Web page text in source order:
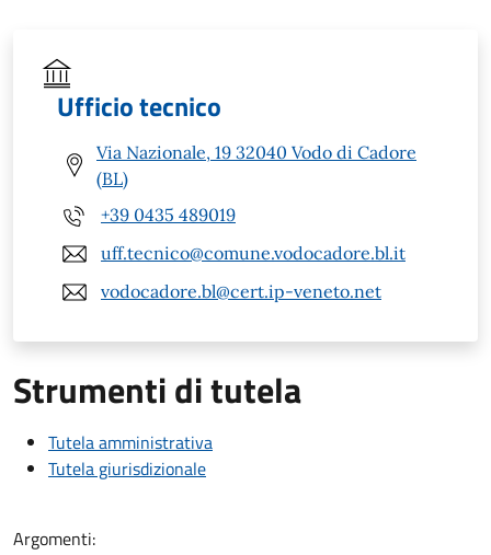
Ufficio tecnico
Via Nazionale, 19 32040 Vodo di Cadore
(BL)
+39 0435 489019
uff.tecnico@comune.vodocadore.bl.it
vodocadore.bl@cert.ip-veneto.net
Strumenti di tutela
Tutela amministrativa
Tutela giurisdizionale
Argomenti: